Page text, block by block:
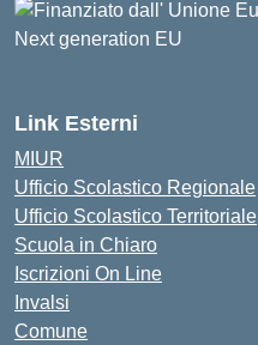
Link Esterni
MIUR
Ufficio Scolastico Regionale
Ufficio Scolastico Territoriale
Scuola in Chiaro
Iscrizioni On Line
Invalsi
Comune